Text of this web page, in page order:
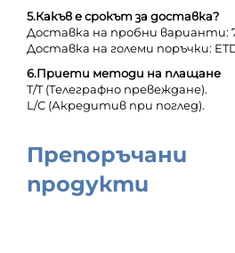
5.Какъв е срокът за доставка?
Доставка на пробни варианти:
Доставка на големи поръчки:
6.Приети методи на плащане
T/T (Телеграфно превеждане).
L/C (Акредитив при поглед).
Препоръчани
продукти